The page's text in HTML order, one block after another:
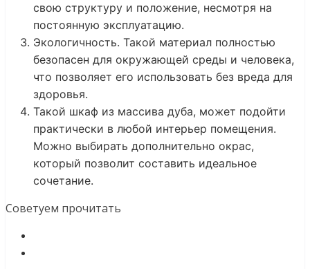
свою структуру и положение, несмотря на
постоянную эксплуатацию.
Экологичность. Такой материал полностью
безопасен для окружающей среды и человека,
что позволяет его использовать без вреда для
здоровья.
Такой шкаф из массива дуба, может подойти
практически в любой интерьер помещения.
Можно выбирать дополнительно окрас,
который позволит составить идеальное
сочетание.
Советуем прочитать